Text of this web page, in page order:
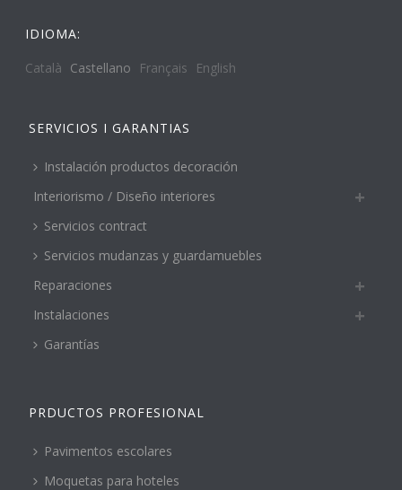
IDIOMA:
Català Castellano Français English
SERVICIOS I GARANTIAS
Instalación productos decoración
Interiorismo / Diseño interiores
Servicios contract
Servicios mudanzas y guardamuebles
Reparaciones
Instalaciones
Garantías
PRDUCTOS PROFESIONAL
Pavimentos escolares
Moquetas para hoteles